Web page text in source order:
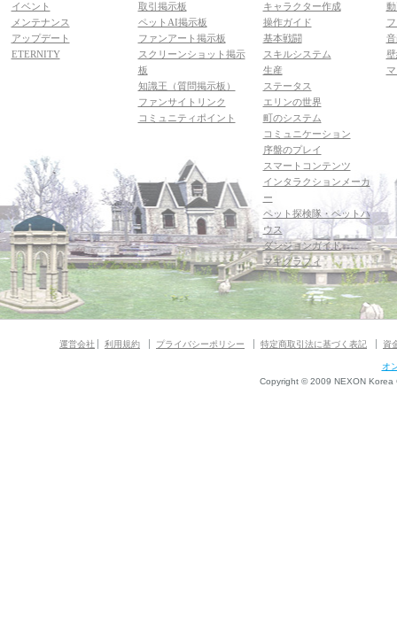
イベント
メンテナンス
アップデート
ETERNITY
取引掲示板
ペットAI掲示板
ファンアート掲示板
スクリーンショット掲示
板
知識王（質問掲示板）
ファンサイトリンク
コミュニティポイント
キャラクター作成
操作ガイド
基本戦闘
スキルシステム
生産
ステータス
エリンの世界
町のシステム
コミュニケーション
序盤のプレイ
スマートコンテンツ
インタラクションメーカ
ー
ペット探検隊・ペットハ
ウス
ダンジョンガイド
マギグラフィ
運営会社 利用規約 プライバシーポリシー 特定商取引法に基づく表記 資
オ
Copyright © 2009 NEXON Korea